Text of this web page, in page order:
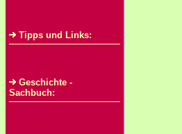
Tipps und Links:
Geschichte -
Sachbuch: